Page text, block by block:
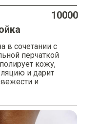
10000
в сочетании с
перчаткой
кожу,
и дарит
и